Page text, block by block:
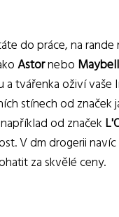
do práce, na
Astornebo
tvářenka oživí vaše
stínech od značek
od značek
V dm drogerii
za skvělé ceny.